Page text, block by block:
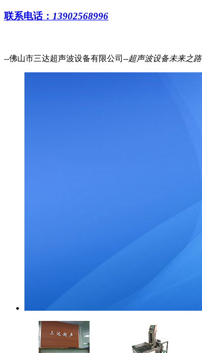
联系电话： 13902568996
--佛山市三达超声波设备有限公司--超声波设备未来之路